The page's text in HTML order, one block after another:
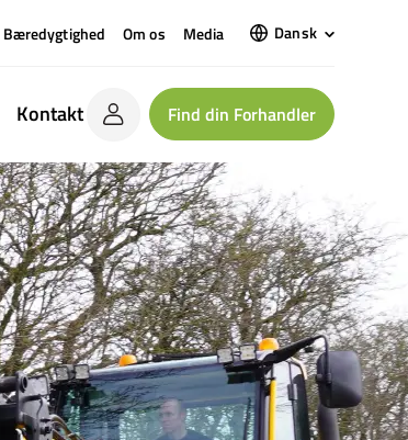
Bæredygtighed Om os Media Dansk
Kontakt Find din Forhandler